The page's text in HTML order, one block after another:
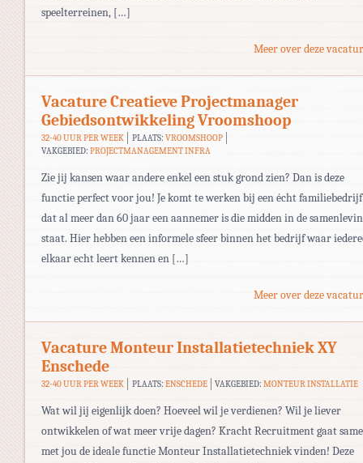
speelterreinen, […]
Meer over deze
Vacature Creatieve Projectmanager
Gebiedsontwikkeling Vroomshoop
32-40 UUR PER WEEK PLAATS: VROOMSHOOP
VAKGEBIED: PROJECTMANAGEMENT INFRA
Zie jij kansen waar andere enkel een stuk grond zien? Dan is deze
functie perfect voor jou! Je komt te werken bij een écht familiebedrijf
dat al meer dan 60 jaar een aannemer is die midden in de
staat. Hier hebben een informele sfeer binnen het bedrijf waar
elkaar echt leert kennen en […]
Meer over deze
Vacature Monteur Installatietechniek XY
Enschede
32-40 UUR PER WEEK PLAATS: ENSCHEDE VAKGEBIED:MONTEUR INSTALLATIE
Wat wil jij eigenlijk doen? Hoeveel wil je verdienen? Wil je liever
ontwikkelen of wat meer vrije dagen? Kracht Recruitment gaat
met jou de ideale functie Monteur Installatietechniek vinden! Deze